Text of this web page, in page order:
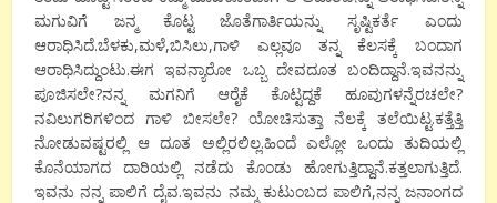
ಮಗುವಿಗೆ ಜನ್ಮ ಕೊಟ್ಟ ಜೊತೆಗಾರ್ತಿಯನ್ನು ಸೃಷ್ಟಿಕರ್ತೆ ಎಂದು
ಆರಾಧಿಸಿದೆ.ಬೆಳಕು,ಮಳೆ,ಬಿಸಿಲು,ಗಾಳಿ ಎಲ್ಲವೂ ತನ್ನ ಕೆಲಸಕ್ಕೆ ಬಂದಾಗ
ಆರಾಧಿಸಿದ್ದುಂಟು.ಈಗ ಇವನ್ಯಾರೋ ಒಬ್ಬ ದೇವದೂತ ಬಂದಿದ್ದಾನೆ.ಇವನನ್ನು
ಪೂಜಿಸಲೇ?ನನ್ನ ಮಗನಿಗೆ ಆರೈಕೆ ಕೊಟ್ಟದ್ದಕೆ ಹೂವುಗಳನ್ನೆರಚಲೇ?
ನವಿಲುಗರಿಗಳಿಂದ ಗಾಳಿ ಬೀಸಲೇ? ಯೋಚಿಸುತ್ತಾ ನೆಲಕ್ಕೆ ತಲೆಯಿಟ್ಟ.ಕತ್ತೆತ್ತಿ
ನೋಡುವಷ್ಟರಲ್ಲಿ ಆ ದೂತ ಅಲ್ಲಿರಲಿಲ್ಲ.ಹಿಂದೆ ಎಲ್ಲೋ ಒಂದು ತುದಿಯಲ್ಲಿ
ಕೊನೆಯಾಗದ ದಾರಿಯಲ್ಲಿ ನಡೆದು ಕೊಂಡು ಹೋಗುತ್ತಿದ್ದಾನೆ.ಕತ್ತಲಾಗುತ್ತಿದೆ.
ಇವನು ನನ್ನ ಪಾಲಿಗೆ ದೈವ.ಇವನು ನಮ್ಮ ಕುಟುಂಬದ ಪಾಲಿಗೆ,ನನ್ನ ಜನಾಂಗದ